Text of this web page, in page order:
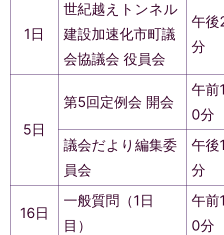
1日
世紀越えトンネル
建設加速化市町議
会協議会 役員会
午
分
5日
第5回定例会 開会
午前
0分
議会だより編集委
員会
午後
分
16日
一般質問（1日
目）
午前
0分